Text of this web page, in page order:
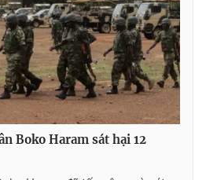
Tấm lòng Việt
Vươn mình bằng AI
VTV8
Boko Haram sát hại 12